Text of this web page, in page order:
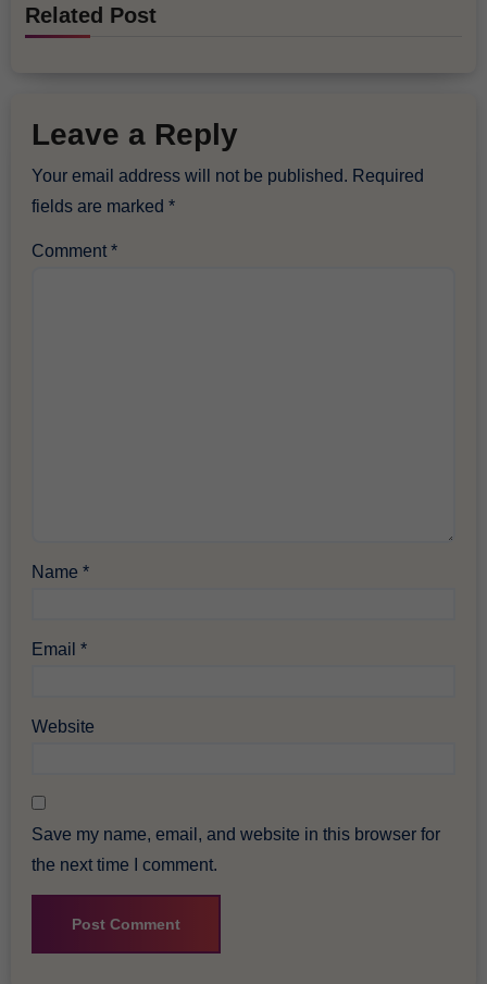
Related Post
Leave a Reply
Your email address will not be published. Required
fields are marked*
Comment*
Name*
Email*
Website
Save my name, email, and website in this browser for
the next time I comment.